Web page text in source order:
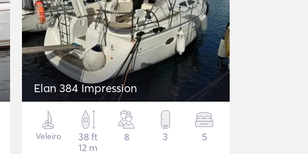
Elan 384 Impression
Veleiro
38 ft
12 m
8 3 5